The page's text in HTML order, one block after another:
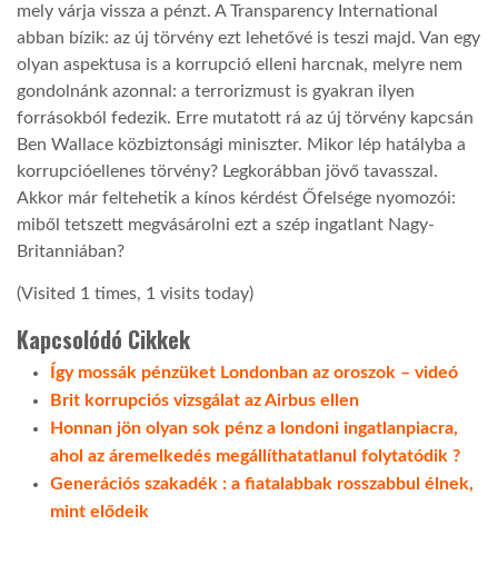
mely várja vissza a pénzt. A Transparency International
abban bízik: az új törvény ezt lehetővé is teszi majd. Van egy
olyan aspektusa is a korrupció elleni harcnak, melyre nem
gondolnánk azonnal: a terrorizmust is gyakran ilyen
forrásokból fedezik. Erre mutatott rá az új törvény kapcsán
Ben Wallace közbiztonsági miniszter. Mikor lép hatályba a
korrupcióellenes törvény? Legkorábban jövő tavasszal.
Akkor már feltehetik a kínos kérdést Őfelsége nyomozói:
miből tetszett megvásárolni ezt a szép ingatlant Nagy-
Britanniában?
(Visited 1 times, 1 visits today)
Kapcsolódó Cikkek
Így mossák pénzüket Londonban az oroszok – videó
Brit korrupciós vizsgálat az Airbus ellen
Honnan jön olyan sok pénz a londoni ingatlanpiacra,
ahol az áremelkedés megállíthatatlanul folytatódik ?
Generációs szakadék : a fiatalabbak rosszabbul élnek,
mint elődeik